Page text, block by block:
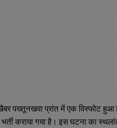
पख्तूनखवा प्रांत में एक विस्फोट हुआ
कराया गया है। इस घटना का